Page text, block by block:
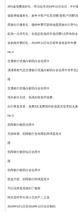
20%返现叠加好礼： 即日起至2019年10月31日，中
保险增值服务礼 ：新申卡客户任意消费/老客户消费1
商旅出行服务礼 ：缴纳年费可获得涵盖商旅出行类与
机场一元停车礼 ：在指定机场停车场消费1元即有机
首刷免年费好礼 ：2019年12月31日前申请免首年年
No.4
交通银行优逸白银联白金信用卡
满满青春气息交通银行优逸白银联白金信用卡非常适
路
交通银行优逸白银联白金信用卡
境外刷卡无忧 ：免境外取现手续费；
出行尊贵享受 ：免费3次龙腾境外机场贵宾室里程兑
No.5
招商银行银联信用卡
无独有偶，招商银行也有两款跨境返现卡
路
招商银行银联钻石信用卡
路
招商银行银联白金信用卡
权益方面，招商银行跨境返现卡
可以说将返现做到了极致
绝对是经常出境小主的不二之选
2019年9月1日至2019年12月31日期间